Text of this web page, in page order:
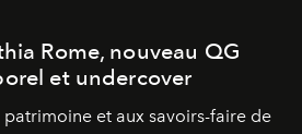
Rome, nouveau QG
et undercover
et aux savoirs-faire de